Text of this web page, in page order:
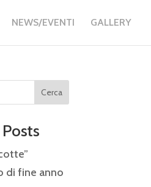
NEWS/EVENTI GALLERY
Cerca
di fine anno